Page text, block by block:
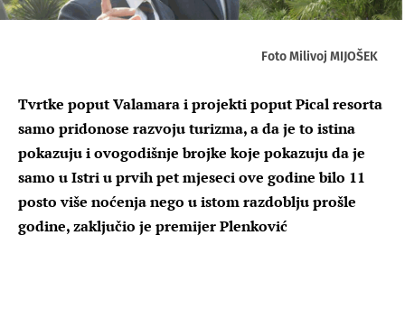
Foto Milivoj MIJOŠEK
Tvrtke poput Valamara i projekti poput Pical resorta
samo pridonose razvoju turizma, a da je to istina
pokazuju i ovogodišnje brojke koje pokazuju da je
samo u Istri u prvih pet mjeseci ove godine bilo 11
posto više noćenja nego u istom razdoblju prošle
godine, zaključio je premijer Plenković